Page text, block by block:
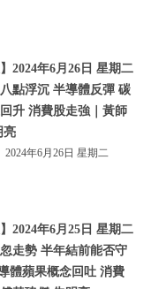
2024年6月26日 星期二
八點浮沉 半導體反彈 碳
升 消費股走強｜黃師
亮
2024年6月26日 星期二
2024年6月25日 星期二
忽走勢 半年結前能否守
體蘋果概念回吐 消費